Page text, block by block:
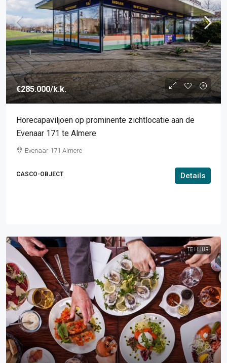
€285.000/k.k.
Horecapaviljoen op prominente zichtlocatie aan de
Evenaar 171 te Almere
Evenaar 171 Almere
CASCO-OBJECT Details
TE HUUR